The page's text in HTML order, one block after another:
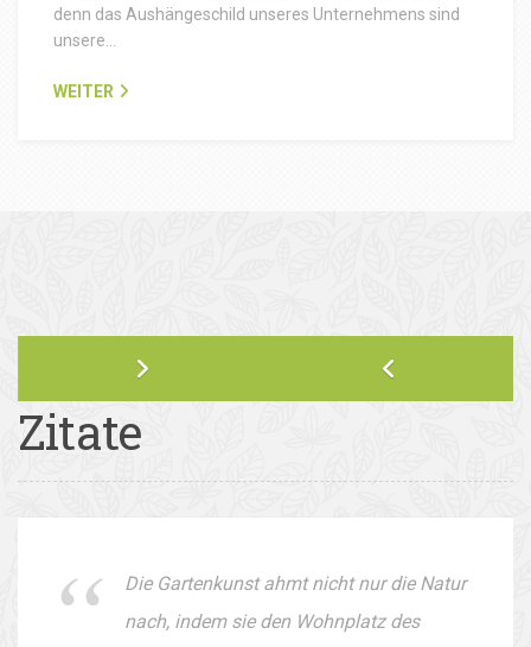
denn das Aushängeschild unseres Unternehmens sind
unsere…
WEITER
Zitate
Die Gartenkunst ahmt nicht nur die Natur
nach, indem sie den Wohnplatz des